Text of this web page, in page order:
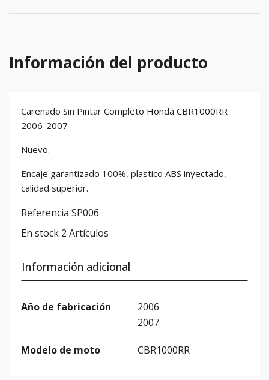
Información del producto
Carenado Sin Pintar Completo Honda CBR1000RR
2006-2007
Nuevo.
Encaje garantizado 100%, plastico ABS inyectado,
calidad superior.
Referencia SP006
En stock 2 Artículos
Información adicional
Año de fabricación
2006
2007
Modelo de moto CBR1000RR